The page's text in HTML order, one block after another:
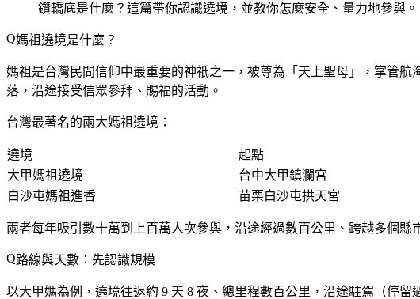
鑽轎底是什麼？這篇帶你認識遶境，並教你怎麼安全、量力地參與。
媽祖遶境是什麼？
媽祖是台灣民間信仰中最重要的神祇之一，被尊為「天上聖母」，掌管
落，沿途接受信眾參拜、賜福的活動。
台灣最著名的兩大媽祖遶境：
遶境 起點
大甲媽祖遶境
台中大甲鎮瀾宮
白沙屯媽祖進香
苗栗白沙屯拱天宮
兩者每年吸引數十萬到上百萬人次參與，沿途經過數百公里、跨越多個縣
路線與天數：先認識規模
以大甲媽為例，遶境往返約 9 天 8 夜、總里程數百公里，沿途駐駕（停